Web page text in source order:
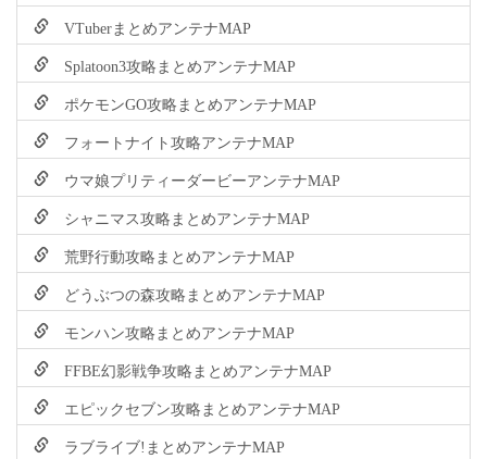
VTuberまとめアンテナMAP
Splatoon3攻略まとめアンテナMAP
ポケモンGO攻略まとめアンテナMAP
フォートナイト攻略アンテナMAP
ウマ娘プリティーダービーアンテナMAP
シャニマス攻略まとめアンテナMAP
荒野行動攻略まとめアンテナMAP
どうぶつの森攻略まとめアンテナMAP
モンハン攻略まとめアンテナMAP
FFBE幻影戦争攻略まとめアンテナMAP
エピックセブン攻略まとめアンテナMAP
ラブライブ!まとめアンテナMAP